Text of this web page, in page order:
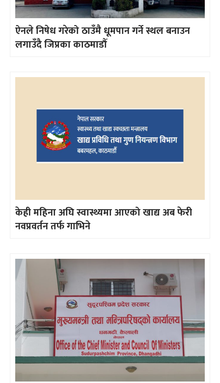
ऐनले निषेध गरेको ठाउँमै धूमपान गर्ने स्थल बनाउन
लगाउँदै जिप्रका काठमाडौँ
केही महिना अघि स्वास्थ्यमा आएको खाद्य अब फेरी
नवप्रवर्तन तर्फ गाभिने